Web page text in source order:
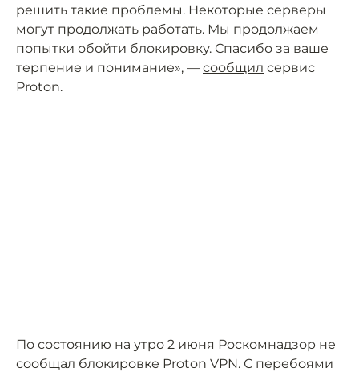
решить такие проблемы. Некоторые серверы
могут продолжать работать. Мы продолжаем
попытки обойти блокировку. Спасибо за ваше
терпение и понимание», — сообщил сервис
Proton.
По состоянию на утро 2 июня Роскомнадзор не
сообщал блокировке Proton VPN. С перебоями